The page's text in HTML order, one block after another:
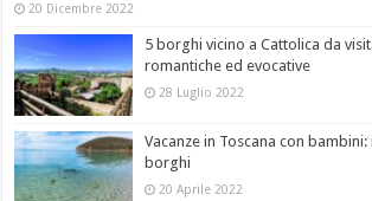
20 Dicembre 2022
5 borghi vicino a Cattolica da
romantiche ed evocative
28 Luglio 2022
Vacanze in Toscana con
borghi
20 Aprile 2022